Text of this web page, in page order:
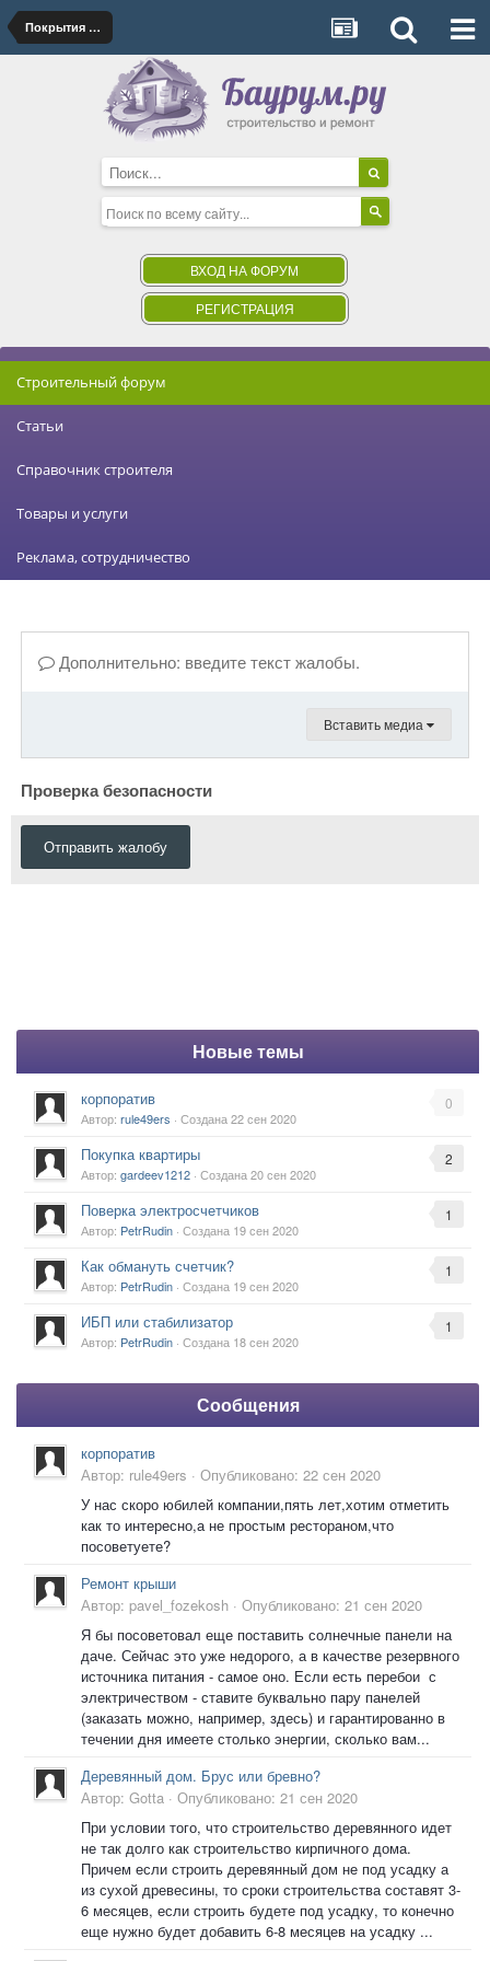
Покрытия для полов
ВХОД НА ФОРУМ
РЕГИСТРАЦИЯ
Строительный форум
Статьи
Справочник строителя
Товары и услуги
Реклама, сотрудничество
Дополнительно: введите текст жалобы.
Вставить медиа
Проверка безопасности
Отправить жалобу
Новые темы
0
корпоратив
Автор: rule49ers · Создана22 сен 2020
2
Покупка квартиры
Автор: gardeev1212 · Создана20 сен 2020
1
Поверка электросчетчиков
Автор: PetrRudin · Создана 19 сен 2020
1
Как обмануть счетчик?
Автор: PetrRudin · Создана 19 сен 2020
1
ИБП или стабилизатор
Автор: PetrRudin · Создана 18 сен 2020
Сообщения
корпоратив
Автор: rule49ers · Опубликовано: 22 сен 2020
У нас скоро юбилей компании,пять лет,хотим отметить
как то интересно,а не простым рестораном,что
посоветуете?
Ремонт крыши
Автор: pavel_fozekosh · Опубликовано: 21 сен 2020
Я бы посоветовал еще поставить солнечные панели на
даче. Сейчас это уже недорого, а в качестве резервного
источника питания - самое оно. Если есть перебои с
электричеством - ставите буквально пару панелей
(заказать можно, например, здесь) и гарантированно в
течении дня имеете столько энергии, сколько вам...
Деревянный дом. Брус или бревно?
Автор: Gotta · Опубликовано: 21 сен 2020
При условии того, что строительство деревянного идет
не так долго как строительство кирпичного дома.
Причем если строить деревянный дом не под усадку а
из сухой древесины, то сроки строительства составят 3-
6 месяцев, если строить будете под усадку, то конечно
еще нужно будет добавить 6-8 месяцев на усадку ...